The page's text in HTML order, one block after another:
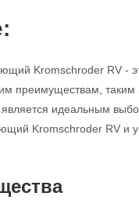
Kromschroder RV -
преимуществам, таким
является идеальным
Kromschroder RV и